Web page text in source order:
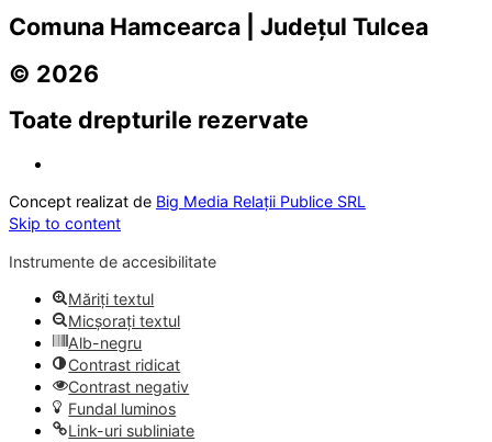
Comuna Hamcearca | Județul Tulcea
© 2026
Toate drepturile rezervate
Concept realizat de Big Media Relații Publice SRL
Skip to content
Instrumente de accesibilitate
Măriți textul
Micșorați textul
Alb-negru
Contrast ridicat
Contrast negativ
Fundal luminos
Link-uri subliniate